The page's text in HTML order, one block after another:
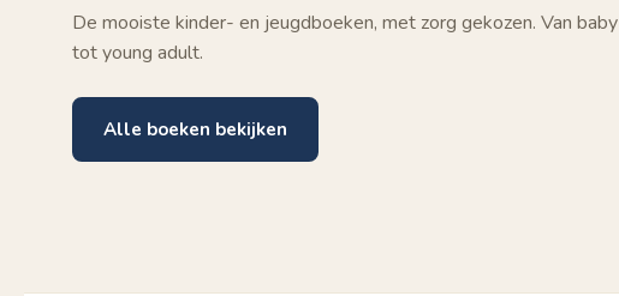
De mooiste kinder- en jeugdboeken, met zorg gekozen. Van baby
tot young adult.
Alle boeken bekijken